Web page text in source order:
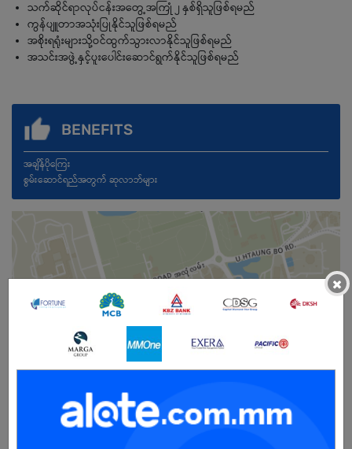
သက်ဆိုင်ရာလုပ်ငန်းအတွေ့အကြုံ ၂ နှစ်ရှိသူဖြစ်ရမည်
ကွန်ပျူတာအသုံးပြုနိုင်သူဖြစ်ရမည်
အစိုးရရုံးများသို့ဝင်ထွက်သွားလာနိုင်သူဖြစ်ရမည်
အသင်းအဖွဲ့နှင့်ပူးပေါင်းဆောင်ရွက်နိုင်သူဖြစ်ရမည်
BENEFITS
အချိန်ပိုကြေး
စွမ်းဆောင်ရည်အတွက် ဆုလာဘ်များ
Open To : Male/Female
×